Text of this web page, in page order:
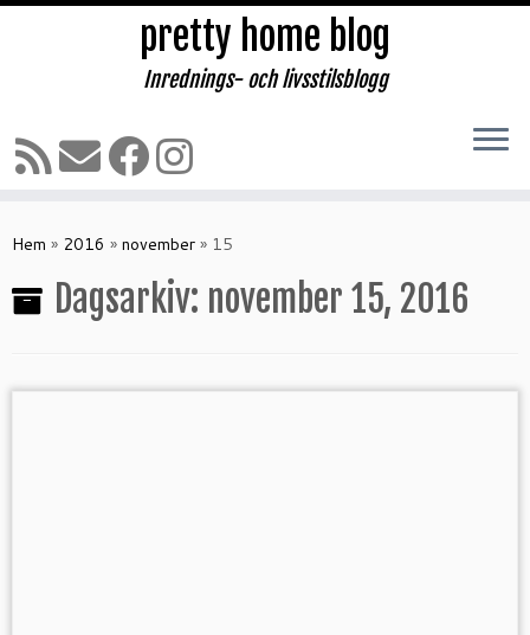
till
pretty home blog
Inrednings- och livsstilsblogg
Hem » 2016 » november » 15
Dagsarkiv: november 15, 2016